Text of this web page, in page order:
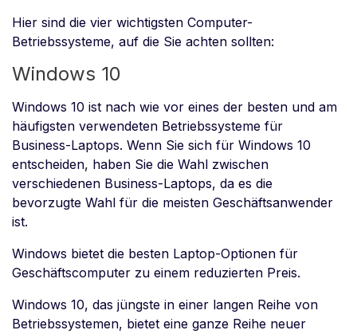
Hier sind die vier wichtigsten Computer-
Betriebssysteme, auf die Sie achten sollten:
Windows 10
Windows 10 ist nach wie vor eines der besten und am
häufigsten verwendeten Betriebssysteme für
Business-Laptops. Wenn Sie sich für Windows 10
entscheiden, haben Sie die Wahl zwischen
verschiedenen Business-Laptops, da es die
bevorzugte Wahl für die meisten Geschäftsanwender
ist.
Windows bietet die besten Laptop-Optionen für
Geschäftscomputer zu einem reduzierten Preis.
Windows 10, das jüngste in einer langen Reihe von
Betriebssystemen, bietet eine ganze Reihe neuer